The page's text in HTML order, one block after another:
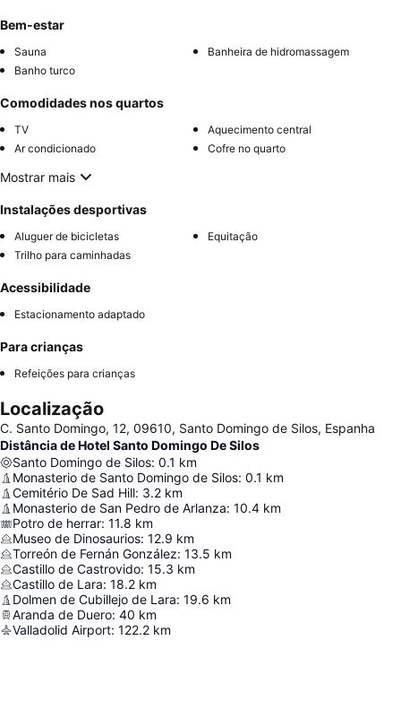
Bem-estar
Sauna
Banheira de hidromassagem
Banho turco
Comodidades nos quartos
TV
Aquecimento central
Ar condicionado
Cofre no quarto
Mostrar mais
Instalações desportivas
Aluguer de bicicletas
Equitação
Trilho para caminhadas
Acessibilidade
Estacionamento adaptado
Para crianças
Refeições para crianças
Localização
C. Santo Domingo, 12, 09610, Santo Domingo de Silos, Espanha
Distância de Hotel Santo Domingo De Silos
Santo Domingo de Silos: 0.1 km
Monasterio de Santo Domingo de Silos: 0.1 km
Cemitério De Sad Hill: 3.2 km
Monasterio de San Pedro de Arlanza: 10.4 km
Potro de herrar: 11.8 km
Museo de Dinosaurios: 12.9 km
Torreón de Fernán González: 13.5 km
Castillo de Castrovido: 15.3 km
Castillo de Lara: 18.2 km
Dolmen de Cubillejo de Lara: 19.6 km
Aranda de Duero: 40 km
Valladolid Airport: 122.2 km